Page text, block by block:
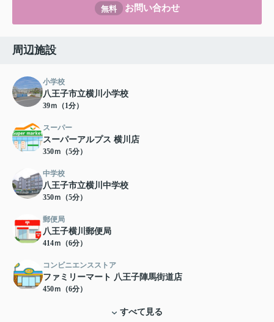
無料 お問い合わせ
周辺施設
小学校
八王子市立横川小学校
39ｍ（1分）
スーパー
スーパーアルプス 横川店
350ｍ（5分）
中学校
八王子市立横川中学校
350ｍ（5分）
郵便局
八王子横川郵便局
414ｍ（6分）
コンビニエンスストア
ファミリーマート 八王子陣馬街道店
450ｍ（6分）
すべて見る